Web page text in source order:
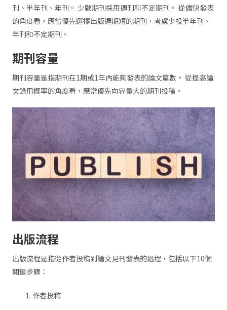
刊、半年刊、年刊。 少數期刊採用週刊和不定期刊。 從儘快發表
的角度看，應當優先選擇出版週期短的期刊，考慮少投半年刊、
年刊和不定期刊。
期刊容量
期刊容量是指期刊在1期或1年內能夠發表的論文篇數。 從提高論
文錄用概率的角度看，應當優先向容量大的期刊投稿。
出版流程
出版流程是指從作者投稿到論文見刊發表的過程，包括以下10個
關鍵步驟：
作者投稿